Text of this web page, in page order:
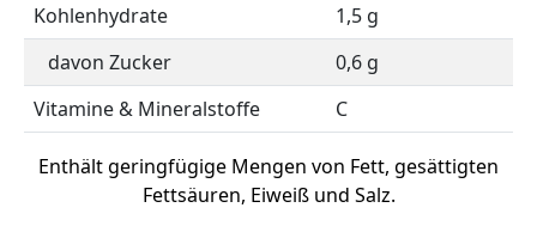
Kohlenhydrate
1,5 g
davon Zucker
0,6 g
Vitamine & Mineralstoffe
C
Enthält geringfügige Mengen von Fett, gesättigten
Fettsäuren, Eiweiß und Salz.